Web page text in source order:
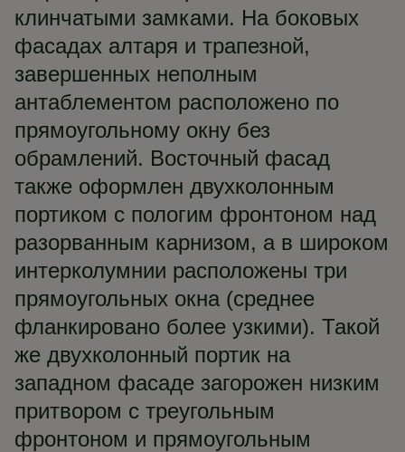
клинчатыми замками. На боковых
фасадах алтаря и трапезной,
завершенных неполным
антаблементом расположено по
прямоугольному окну без
обрамлений. Восточный фасад
также оформлен двухколонным
портиком с пологим фронтоном над
разорванным карнизом, а в широком
интерколумнии расположены три
прямоугольных окна (среднее
фланкировано более узкими). Такой
же двухколонный портик на
западном фасаде загорожен низким
притвором с треугольным
фронтоном и прямоугольным